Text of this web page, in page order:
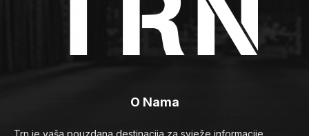
O Nama
Trn je vaša pouzdana destinacija za svježe informacije,